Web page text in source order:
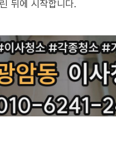
뒤에 시작합니다.